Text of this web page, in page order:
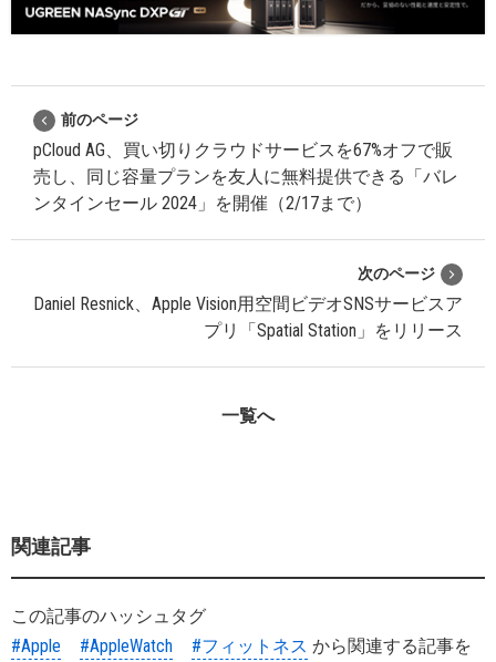
前のページ
pCloud AG、買い切りクラウドサービスを67%オフで販
売し、同じ容量プランを友人に無料提供できる「バレ
ンタインセール 2024」を開催（2/17まで）
次のページ
Daniel Resnick、Apple Vision用空間ビデオSNSサービスア
プリ「Spatial Station」をリリース
一覧へ
関連記事
この記事のハッシュタグ
#Apple
#AppleWatch #フィットネス から関連する記事を